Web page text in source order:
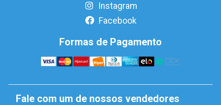
Instagram
Facebook
Formas de Pagamento
Fale com um de nossos vendedores